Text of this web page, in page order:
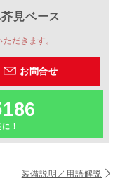
芥見ベース
だきます。
お問合せ
！
装備説明／用語解説